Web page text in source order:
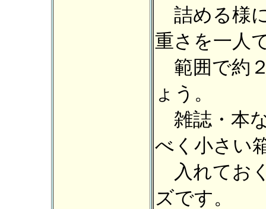
詰める様
重さを一人
範囲で約
ょう。
雑誌・本
べく小さい
入れてお
ズです。